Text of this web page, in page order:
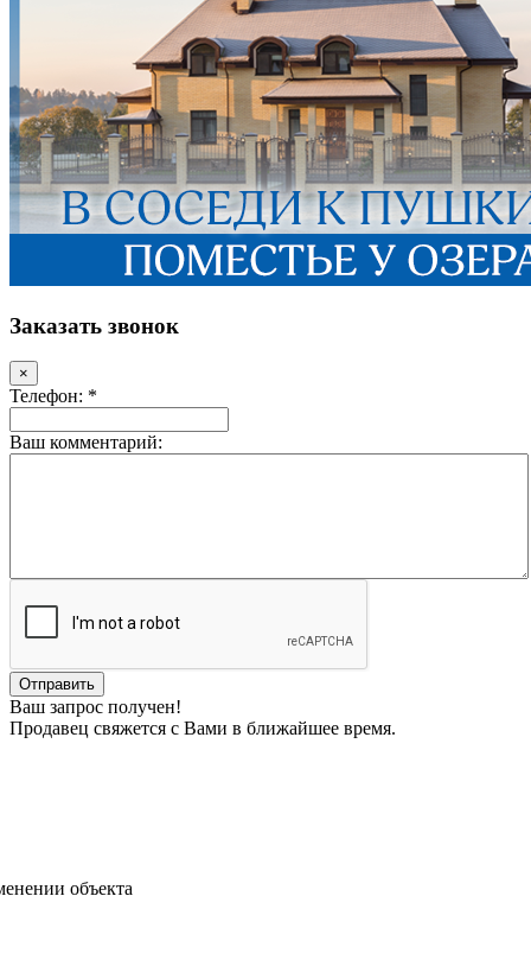
Заказать звонок
×
Телефон: *
Ваш комментарий:
Ваш запрос получен!
Продавец свяжется с Вами в ближайшее время.
объекта